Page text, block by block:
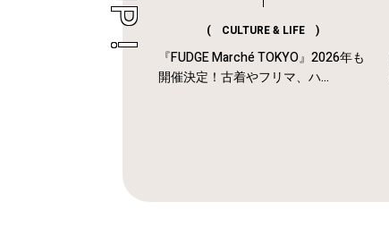
( CULTURE & LIFE )
『FUDGE Marché TOKYO』2026年も
開催決定！古着やフリマ、ハ...